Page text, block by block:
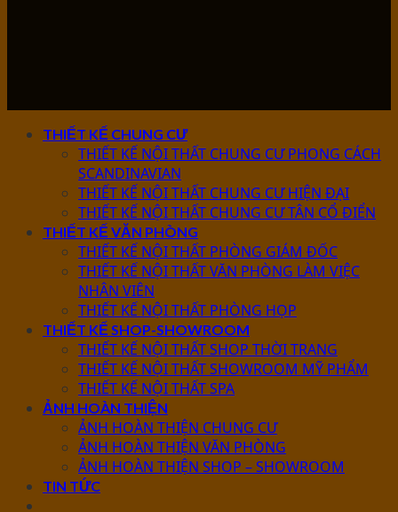
THIẾT KẾ CHUNG CƯ
THIẾT KẾ NỘI THẤT CHUNG CƯ PHONG CÁCH
SCANDINAVIAN
THIẾT KẾ NỘI THẤT CHUNG CƯ HIỆN ĐẠI
THIẾT KẾ NỘI THẤT CHUNG CƯ TÂN CỔ ĐIỂN
THIẾT KẾ VĂN PHÒNG
THIẾT KẾ NỘI THẤT PHÒNG GIÁM ĐỐC
THIẾT KẾ NỘI THẤT VĂN PHÒNG LÀM VIỆC
NHÂN VIÊN
THIẾT KẾ NỘI THẤT PHÒNG HỌP
THIẾT KẾ SHOP-SHOWROOM
THIẾT KẾ NỘI THẤT SHOP THỜI TRANG
THIẾT KẾ NỘI THẤT SHOWROOM MỸ PHẨM
THIẾT KẾ NỘI THẤT SPA
ẢNH HOÀN THIỆN
ẢNH HOÀN THIỆN CHUNG CƯ
ẢNH HOÀN THIỆN VĂN PHÒNG
ẢNH HOÀN THIỆN SHOP – SHOWROOM
TIN TỨC